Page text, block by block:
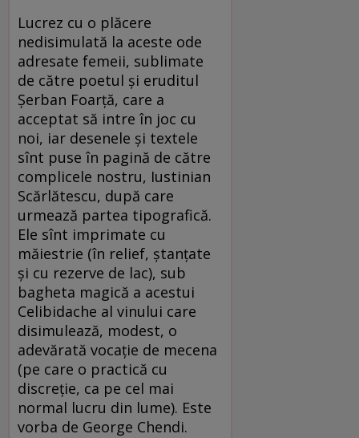
Lucrez cu o plăcere
nedisimulată la aceste ode
adresate femeii, sublimate
de către poetul și eruditul
Șerban Foarță, care a
acceptat să intre în joc cu
noi, iar desenele și textele
sînt puse în pagină de către
complicele nostru, Iustinian
Scărlătescu, după care
urmează partea tipografică.
Ele sînt imprimate cu
măiestrie (în relief, ștanțate
și cu rezerve de lac), sub
bagheta magică a acestui
Celibidache al vinului care
disimulează, modest, o
adevărată vocație de mecena
(pe care o practică cu
discreție, ca pe cel mai
normal lucru din lume). Este
vorba de George Chendi.